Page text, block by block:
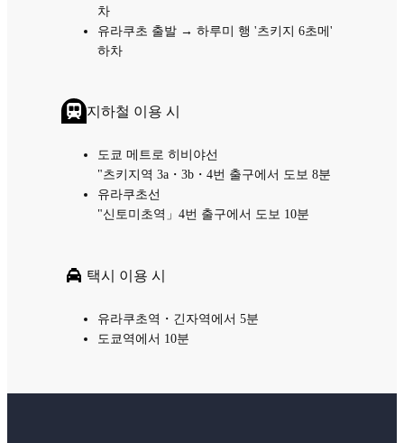
차
유라쿠초 출발 → 하루미 행 '츠키지 6초메'
하차
지하철 이용 시
도쿄 메트로 히비야선
"츠키지역 3a・3b・4번 출구에서 도보 8분
유라쿠초선
"신토미초역」4번 출구에서 도보 10분
택시 이용 시
유라쿠초역・긴자역에서 5분
도쿄역에서 10분